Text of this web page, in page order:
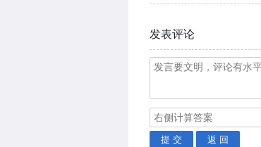
发表评论
提 交 返 回